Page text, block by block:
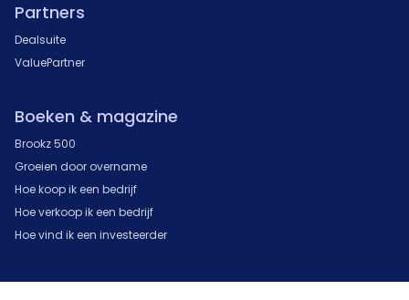
Partners
Dealsuite
ValuePartner
Boeken & magazine
Brookz 500
Groeien door overname
Hoe koop ik een bedrijf
Hoe verkoop ik een bedrijf
Hoe vind ik een investeerder